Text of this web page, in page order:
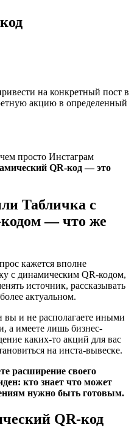
на конкретный пост в
акцию в определенный
просто Инстаграм
QR-код — это
Табличка с
— что же
кажется вполне
с динамическим QR-кодом,
источник, рассказывать
актуальном.
вы и не располагаете иными
а имеете лишь бизнес-
каких-то акций для вас
на инста-вывеске.
расширение своего
кто знает что может
нужно быть готовым.
QR-код